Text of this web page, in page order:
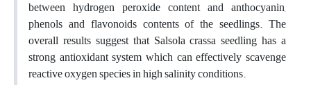
between hydrogen peroxide content and anthocyanin,
phenols and flavonoids contents of the seedlings. The
overall results suggest that Salsola crassa seedling has a
strong antioxidant system which can effectively scavenge
reactive oxygen species in high salinity conditions.